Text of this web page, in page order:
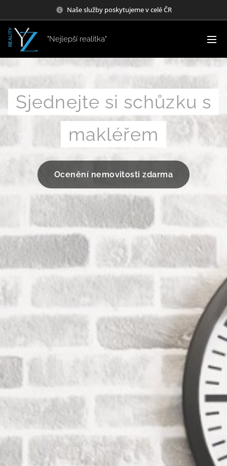
Naše služby poskytujeme v celé ČR
"Nejlepší realitka"
Sjednejte si schůzku s
makléřem
Ocenění nemovitosti zdarma